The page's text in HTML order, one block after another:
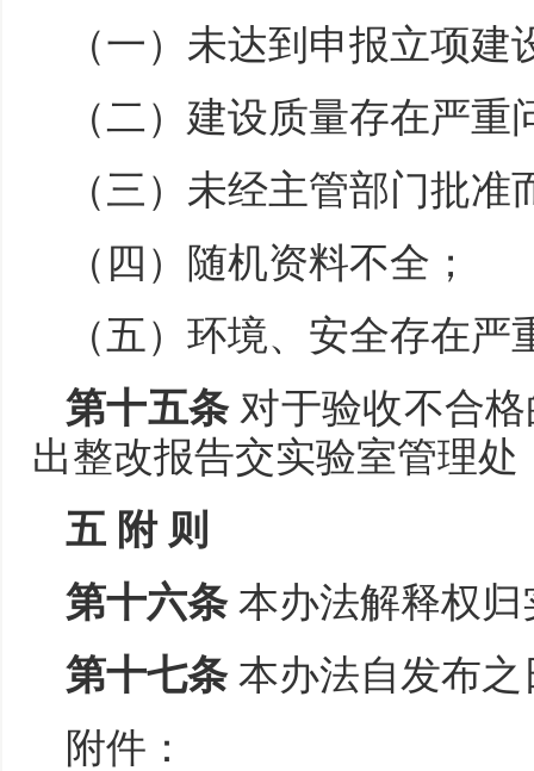
（一）未达到申报立项建
（二）建设质量存在严
（三）未经主管部门批
（四）随机资料不全；
（五）环境、安全存在严
第十五条对于验收不合格
出整改报告交实验室管理
五 附 则
第十六条本办法解释权归
第十七条本办法自发布之
附件：